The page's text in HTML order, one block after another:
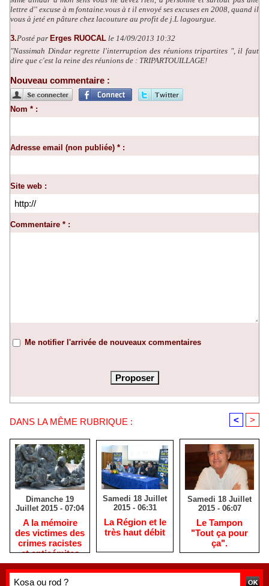
lettre d'' excuse à m fontaine.vous à t il envoyé ses excuses en 2008, quand il
vous à jeté en pâture chez lacouture au profit de j.L lagourgue.
3.Posté par Erges RUOCAL le 14/09/2013 10:32
"Nassimah Dindar regrette l'interruption des réunions tripartites ", il faut
dire que c'est la reine des réunions de : TRIPARTOUILLAGE!
Nouveau commentaire :
Nom * :
Adresse email (non publiée) * :
Site web :
Commentaire * :
Me notifier l'arrivée de nouveaux commentaires
DANS LA MÊME RUBRIQUE : < >
Dimanche 19
Juillet 2015 - 07:04
A la mémoire
des victimes des
crimes racistes
et antisémites
Samedi 18 Juillet
2015 - 06:31
La Région et le
très haut débit
Samedi 18 Juillet
2015 - 06:07
Le Tampon
"Tout ça pour
ça".